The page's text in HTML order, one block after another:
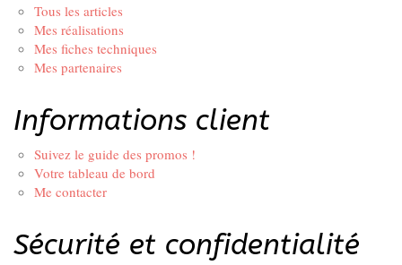
Tous les articles
Mes réalisations
Mes fiches techniques
Mes partenaires
Informations client
Suivez le guide des promos !
Votre tableau de bord
Me contacter
Sécurité et confidentialité